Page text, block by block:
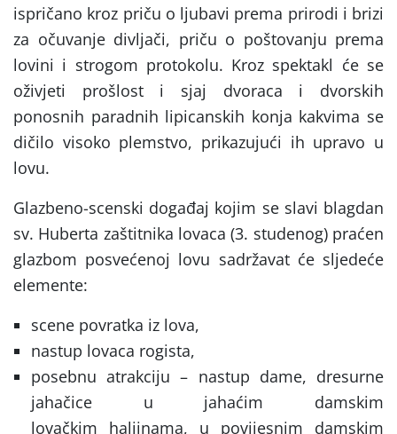
ispričano kroz priču o ljubavi prema prirodi i brizi
za očuvanje divljači, priču o poštovanju prema
lovini i strogom protokolu. Kroz spektakl će se
oživjeti prošlost i sjaj dvoraca i dvorskih
ponosnih paradnih lipicanskih konja kakvima se
dičilo visoko plemstvo, prikazujući ih upravo u
lovu.
Glazbeno-scenski događaj kojim se slavi blagdan
sv. Huberta zaštitnika lovaca (3. studenog) praćen
glazbom posvećenoj lovu sadržavat će sljedeće
elemente:
scene povratka iz lova,
nastup lovaca rogista,
posebnu atrakciju – nastup dame, dresurne
jahačice u jahaćim damskim
lovačkim haljinama, u povijesnim damskim